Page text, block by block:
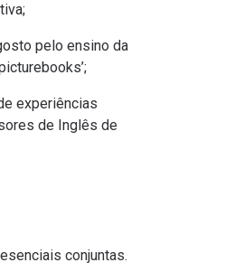
pelo ensino da
experiências
de Inglês de
conjuntas.